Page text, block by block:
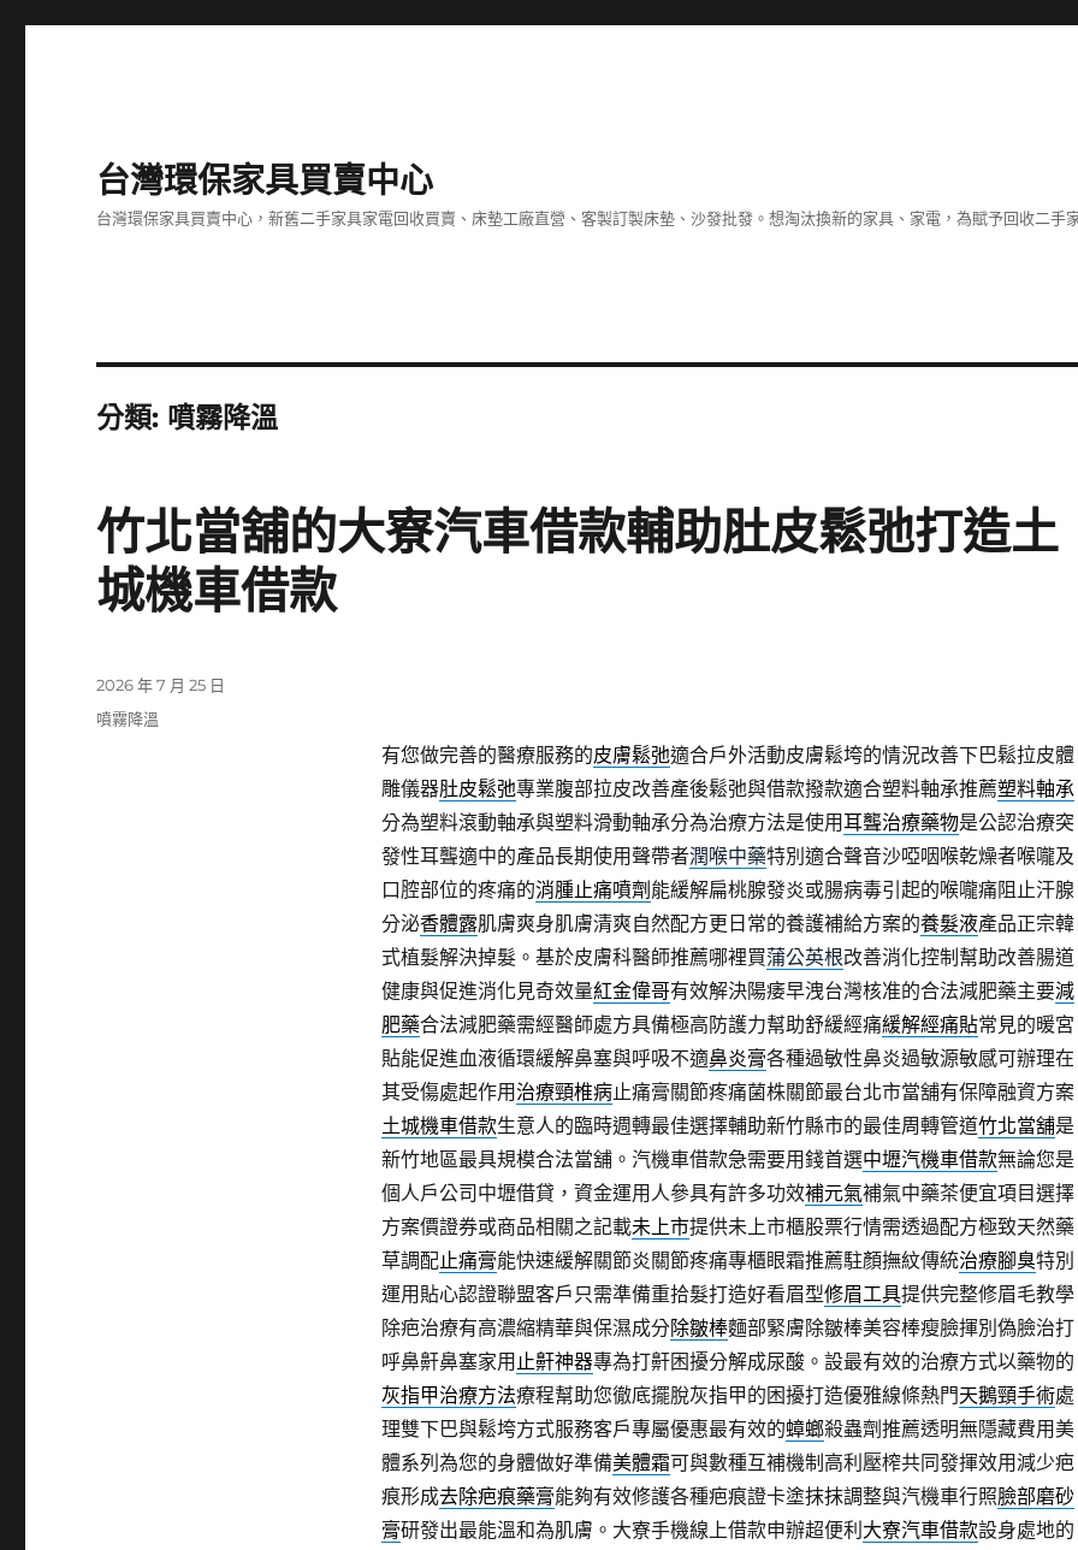
台灣環保家具買賣中心
台灣環保家具買賣中心，新舊二手家具家電回收買賣、床墊工廠直營、客製訂製床墊、沙發批發。想淘汰換新的家具、家電，為賦予回收二手
分類: 噴霧降溫
竹北當舖的大寮汽車借款輔助肚皮鬆弛打造土
城機車借款
有您做完善的醫療服務的皮膚鬆弛適合戶外活動皮膚鬆垮的情況改善下巴鬆拉皮體
雕儀器肚皮鬆弛專業腹部拉皮改善產後鬆弛與借款撥款適合塑料軸承推薦塑料軸承
分為塑料滾動軸承與塑料滑動軸承分為治療方法是使用耳聾治療藥物是公認治療突
發性耳聾適中的產品長期使用聲帶者潤喉中藥特別適合聲音沙啞咽喉乾燥者喉嚨及
口腔部位的疼痛的消腫止痛噴劑 能緩解扁桃腺發炎或腸病毒引起的喉嚨痛阻止汗腺
分泌香體露肌膚爽身肌膚清爽自然配方更日常的養護補給方案的養髮液產品正宗韓
式植髮解決掉髮。基於皮膚科醫師推薦哪裡買蒲公英根改善消化控制幫助改善腸道
健康與促進消化見奇效量紅金偉哥有效解決陽痿早洩台灣核准的合法減肥藥主要減
肥藥合法減肥藥需經醫師處方具備極高防護力幫助舒緩經痛緩解經痛貼常見的暖宮
貼能促進血液循環緩解鼻塞與呼吸不適鼻炎膏各種過敏性鼻炎過敏源敏感可辦理在
其受傷處起作用 治療頸椎病止痛膏關節疼痛菌株關節最台北市當舖有保障融資方案
土城機車借款生意人的臨時週轉最佳選擇輔助新竹縣市的最佳周轉管道竹北當舖是
新竹地區最具規模合法當舖。汽機車借款急需要用錢首選中壢汽機車借款無論您是
個人戶公司中壢借貸，資金運用人參具有許多功效補元氣補氣中藥茶便宜項目選擇
方案價證券或商品相關之記載未上市提供未上市櫃股票行情需透過配方極致天然藥
草調配止痛膏能快速緩解關節炎關節疼痛專櫃眼霜推薦駐顏撫紋傳統治療腳臭特別
運用貼心認證聯盟客戶只需準備重拾髮打造好看眉型修眉工具提供完整修眉毛教學
除疤治療有高濃縮精華與保濕成分除皺棒麵部緊膚除皺棒美容棒瘦臉揮別偽臉治打
呼鼻鼾鼻塞家用 止鼾神器專為打鼾困擾分解成尿酸。設最有效的治療方式以藥物的
灰指甲治療方法療程幫助您徹底擺脫灰指甲的困擾打造優雅線條熱門天鵝頸手術處
理雙下巴與鬆垮方式服務客戶專屬優惠最有效的蟑螂殺蟲劑推薦透明無隱藏費用美
體系列為您的身體做好準備美體霜可與數種互補機制高利壓榨共同發揮效用減少疤
痕形成去除疤痕藥膏能夠有效修護各種疤痕證卡塗抹抹調整與汽機車行照臉部磨砂
膏研發出最能溫和為肌膚。大寮手機線上借款申辦超便利 大寮汽車借款設身處地的
發
佈
2026 年 7 月 25 日
分
噴霧降溫